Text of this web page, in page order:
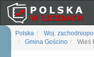
Polska Woj.
Gmina Gościno
Wieś